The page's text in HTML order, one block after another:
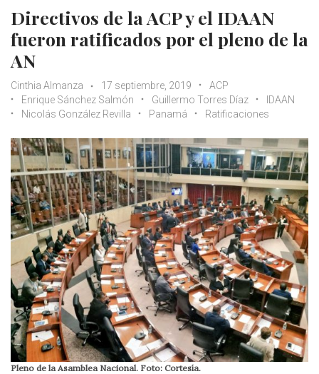
Directivos de la ACP y el IDAAN
fueron ratificados por el pleno de la
AN
Cinthia Almanza 17 septiembre, 2019
ACP
Enrique Sánchez Salmón
Guillermo Torres Díaz
IDAAN
Nicolás González Revilla
Panamá Ratificaciones
Pleno de la Asamblea Nacional. Foto: Cortesía.